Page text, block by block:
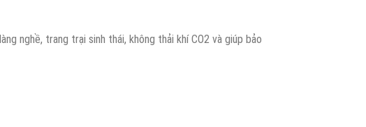
nghề, trang trại sinh thái, không thải khí CO2 và giúp bảo